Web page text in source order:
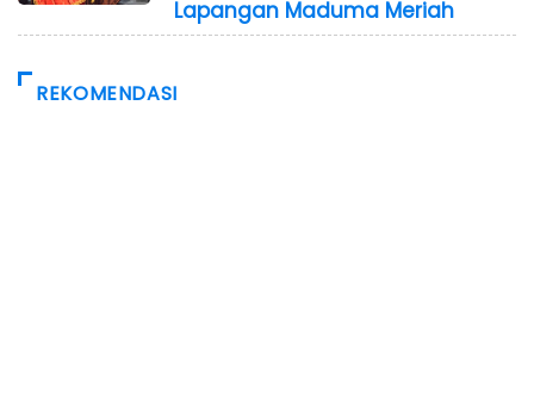
Lapangan Maduma Meriah
REKOMENDASI